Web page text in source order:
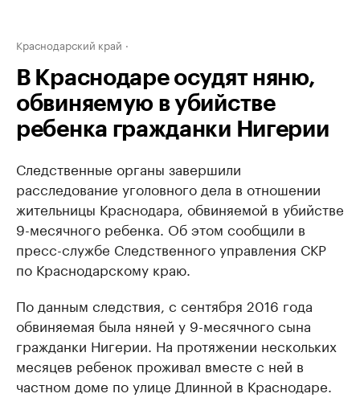
Краснодарский край
В Краснодаре осудят няню,
обвиняемую в убийстве
ребенка гражданки Нигерии
Следственные органы завершили
расследование уголовного дела в отношении
жительницы Краснодара, обвиняемой в убийстве
9-месячного ребенка. Об этом сообщили в
пресс-службе Следственного управления СКР
по Краснодарскому краю.
По данным следствия, с сентября 2016 года
обвиняемая была няней у 9-месячного сына
гражданки Нигерии. На протяжении нескольких
месяцев ребенок проживал вместе с ней в
частном доме по улице Длинной в Краснодаре.